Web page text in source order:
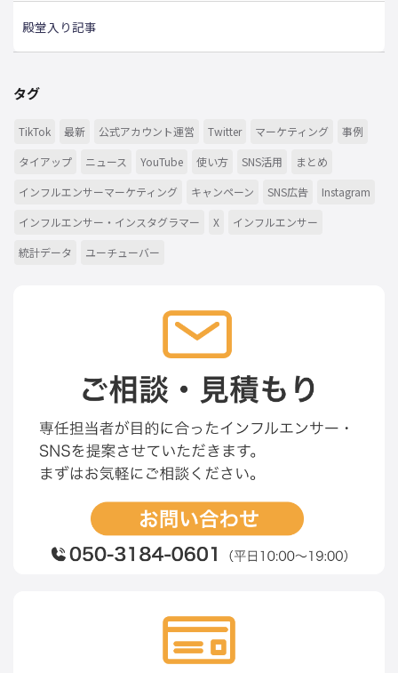
殿堂入り記事
タグ
TikTok 最新 公式アカウント運営 Twitter マーケティング
事例
タイアップ
ニュース YouTube 使い方 SNS活用
まとめ
インフルエンサーマーケティング
キャンペーン SNS広告
Instagram
インフルエンサー・インスタグラマー
X
インフルエンサー
統計データ
ユーチューバー